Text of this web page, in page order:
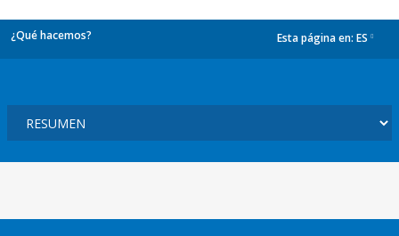
¿Qué hacemos? Esta página en: ES